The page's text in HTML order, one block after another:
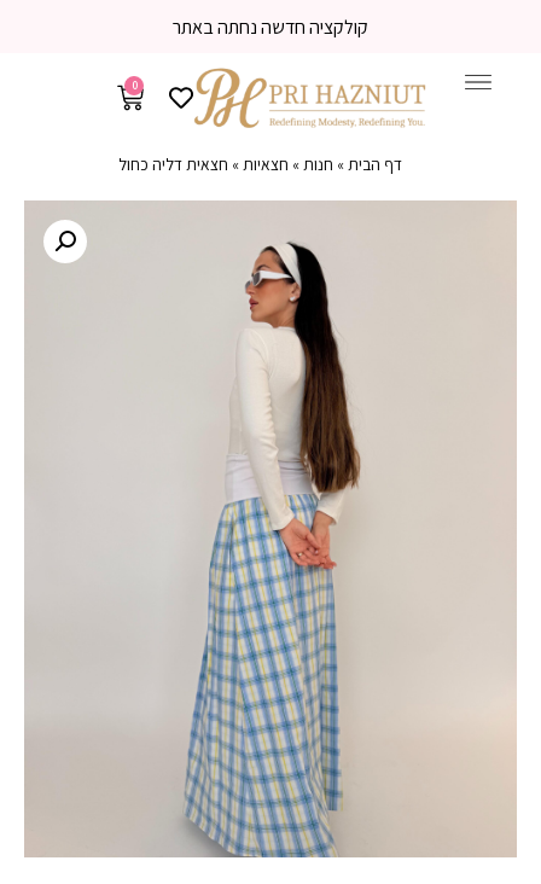
0
דף הבית» חנות» חצאיות» חצאית דליה כחול